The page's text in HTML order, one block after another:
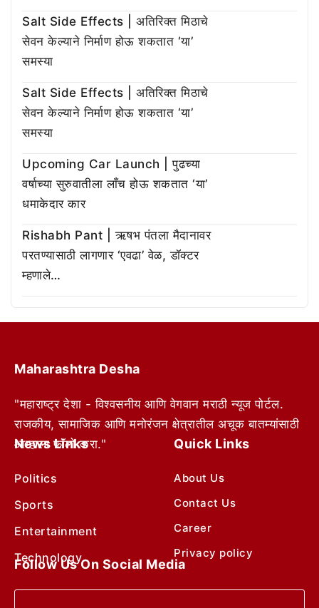
Salt Side Effects | अतिरिक्त मिठाचे
सेवन केल्याने निर्माण होऊ शकतात ‘या’
समस्या
Salt Side Effects | अतिरिक्त मिठाचे
सेवन केल्याने निर्माण होऊ शकतात ‘या’
समस्या
Upcoming Car Launch | पुढच्या
वर्षाच्या सुरुवातीला लाँच होऊ शकतात ‘या’
धमाकेदार कार
Rishabh Pant | ऋषभ पंतला मैदानावर
परतण्यासाठी लागणार ‘एवढा’ वेळ, डॉक्टर
म्हणाले…
Maharashtra Desha
"महाराष्ट्र देशा - विश्वसनीय आणि वेगवान मराठी न्यूज पोर्टल.
राजकीय, सामाजिक आणि मनोरंजन क्षेत्रातील अचूक बातम्यांसाठी
आम्हाला फॉलो करा."
News Links
Politics
Sports
Entertainment
Technology
Quick Links
About Us
Contact Us
Career
Privacy policy
Follow Us On Social Media